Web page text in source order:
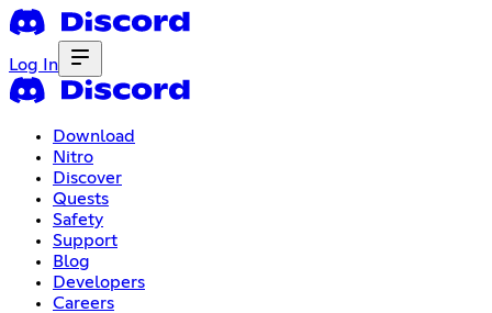
Log In
Download
Nitro
Discover
Quests
Safety
Support
Blog
Developers
Careers